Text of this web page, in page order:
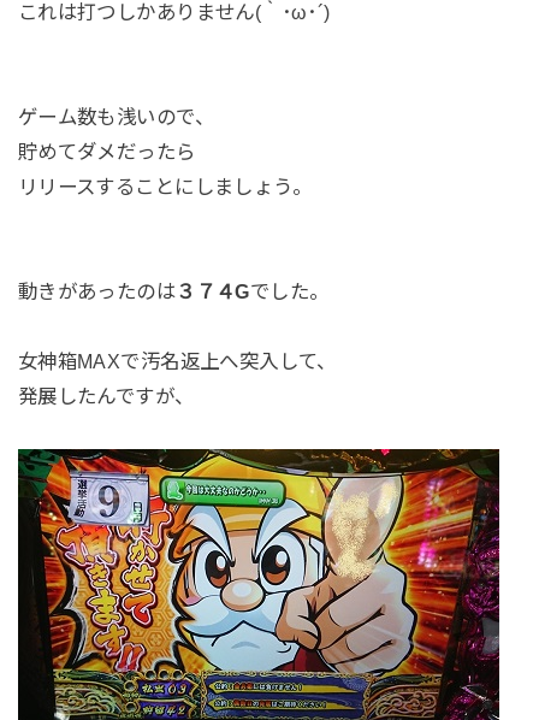
これは打つしかありません(｀･ω･´)
ゲーム数も浅いので、
貯めてダメだったら
リリースすることにしましょう。
動きがあったのは３７４Gでした。
女神箱MAXで汚名返上へ突入して、
発展したんですが、